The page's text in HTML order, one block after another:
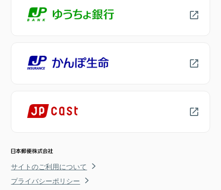
サイトのご利用について
プライバシーポリシー